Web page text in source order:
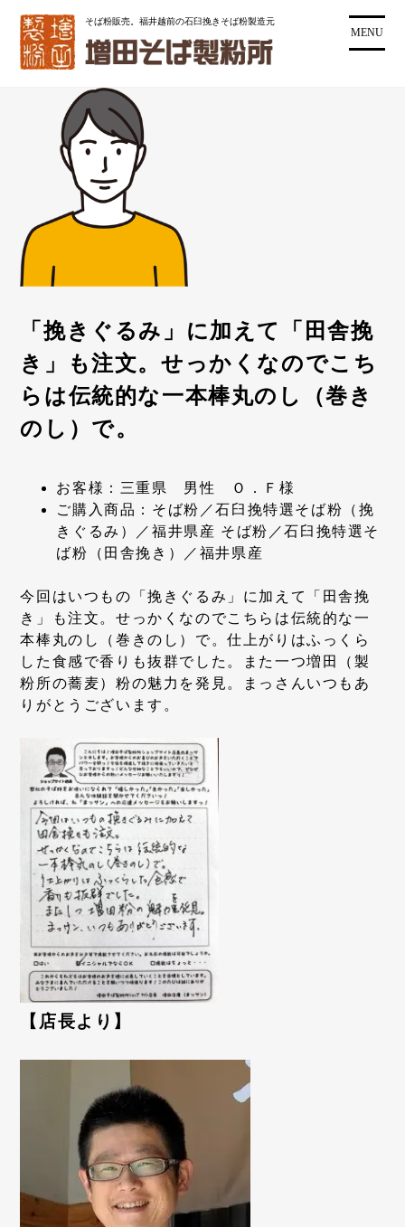
そば粉販売。福井越前の石臼挽きそば粉製造元
MENU
「挽きぐるみ」に加えて「田舎挽
き」も注文。せっかくなのでこち
らは伝統的な一本棒丸のし（巻き
のし）で。
お客様：三重県 男性 Ｏ．Ｆ様
ご購入商品：そば粉／石臼挽特選そば粉（挽
きぐるみ）／福井県産 そば粉／石臼挽特選そ
ば粉（田舎挽き）／福井県産
今回はいつもの「挽きぐるみ」に加えて「田舎挽
き」も注文。せっかくなのでこちらは伝統的な一
本棒丸のし（巻きのし）で。仕上がりはふっくら
した食感で香りも抜群でした。また一つ増田（製
粉所の蕎麦）粉の魅力を発見。まっさんいつもあ
りがとうございます。
【店長より】